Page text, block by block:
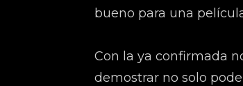
bueno para una
Con la ya confirmada
demostrar no solo